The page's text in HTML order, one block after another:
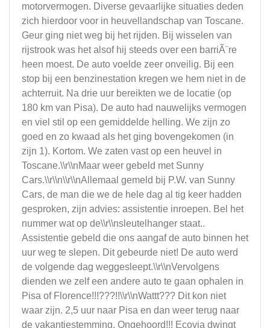
motorvermogen. Diverse gevaarlijke situaties deden
zich hierdoor voor in heuvellandschap van Toscane.
Geur ging niet weg bij het rijden. Bij wisselen van
rijstrook was het alsof hij steeds over een barriÃ¨re
heen moest. De auto voelde zeer onveilig. Bij een
stop bij een benzinestation kregen we hem niet in de
achterruit. Na drie uur bereikten we de locatie (op
180 km van Pisa). De auto had nauwelijks vermogen
en viel stil op een gemiddelde helling. We zijn zo
goed en zo kwaad als het ging bovengekomen (in
zijn 1). Kortom. We zaten vast op een heuvel in
Toscane.\\r\\nMaar weer gebeld met Sunny
Cars.\\r\\n\\r\\nAllemaal gemeld bij P.W. van Sunny
Cars, de man die we de hele dag al tig keer hadden
gesproken, zijn advies: assistentie inroepen. Bel het
nummer wat op de\\r\\nsleutelhanger staat..
Assistentie gebeld die ons aangaf de auto binnen het
uur weg te slepen. Dit gebeurde niet! De auto werd
de volgende dag weggesleept.\\r\\nVervolgens
dienden we zelf een andere auto te gaan ophalen in
Pisa of Florence!!!???!!\\r\\nWattt??? Dit kon niet
waar zijn. 2,5 uur naar Pisa en dan weer terug naar
de vakantiestemming. Ongehoord!!! Ecovia dwingt